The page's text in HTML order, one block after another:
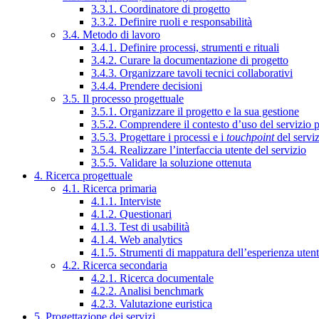
3.3.1. Coordinatore di progetto
3.3.2. Definire ruoli e responsabilità
3.4. Metodo di lavoro
3.4.1. Definire processi, strumenti e rituali
3.4.2. Curare la documentazione di progetto
3.4.3. Organizzare tavoli tecnici collaborativi
3.4.4. Prendere decisioni
3.5. Il processo progettuale
3.5.1. Organizzare il progetto e la sua gestione
3.5.2. Comprendere il contesto d’uso del servizio
3.5.3. Progettare i processi e i touchpointdel
3.5.4. Realizzare l’interfaccia utente del servizio
3.5.5. Validare la soluzione ottenuta
4. Ricerca progettuale
4.1. Ricerca primaria
4.1.1. Interviste
4.1.2. Questionari
4.1.3. Test di usabilità
4.1.4. Web analytics
4.1.5. Strumenti di mappatura dell’esperienza
4.2. Ricerca secondaria
4.2.1. Ricerca documentale
4.2.2. Analisi benchmark
4.2.3. Valutazione euristica
5. Progettazione dei servizi